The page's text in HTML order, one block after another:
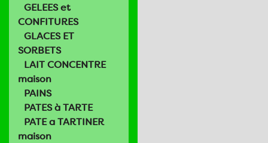
GELEES et
CONFITURES
GLACES ET
SORBETS
LAIT CONCENTRE
maison
PAINS
PATES à TARTE
PATE a TARTINER
maison